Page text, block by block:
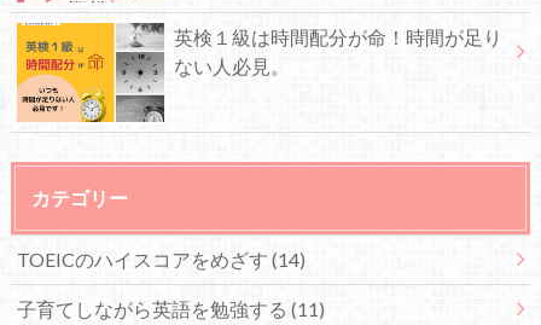
英検１級は時間配分が命！時間が足り
ない人必見。
カテゴリー
TOEICのハイスコアをめざす (14)
子育てしながら英語を勉強する (11)